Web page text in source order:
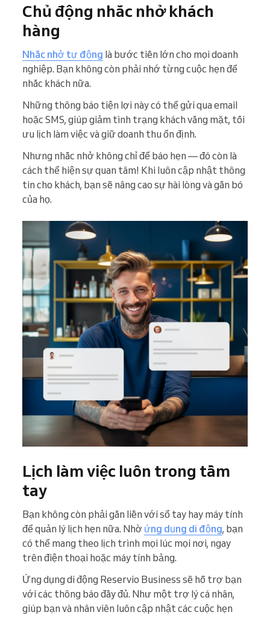
Chủ động nhắc nhở khách
hàng
Nhắc nhở tự động là bước tiến lớn cho mọi doanh
nghiệp. Bạn không còn phải nhớ từng cuộc hẹn để
nhắc khách nữa.
Những thông báo tiện lợi này có thể gửi qua email
hoặc SMS, giúp giảm tình trạng khách vắng mặt, tối
ưu lịch làm việc và giữ doanh thu ổn định.
Nhưng nhắc nhở không chỉ để báo hẹn — đó còn là
cách thể hiện sự quan tâm! Khi luôn cập nhật thông
tin cho khách, bạn sẽ nâng cao sự hài lòng và gắn bó
của họ.
Lịch làm việc luôn trong tầm
tay
Bạn không còn phải gắn liền với sổ tay hay máy tính
để quản lý lịch hẹn nữa. Nhờ ứng dụng di động, bạn
có thể mang theo lịch trình mọi lúc mọi nơi, ngay
trên điện thoại hoặc máy tính bảng.
Ứng dụng di động Reservio Business sẽ hỗ trợ bạn
với các thông báo đầy đủ. Như một trợ lý cá nhân,
giúp bạn và nhân viên luôn cập nhật các cuộc hẹn